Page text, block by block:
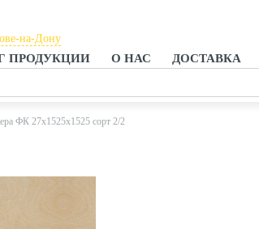
ПРОДУКЦИИ О НАС ДОСТАВКА
на-Дону
на-Дону
ФК 27х1525х1525 сорт 2/2